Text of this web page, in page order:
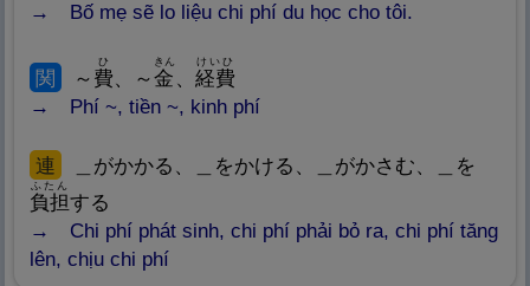
Bố mẹ sẽ lo liệu chi phí du học cho tôi.
関 ～ 費
ひ
、～金
きん
、 経費
けいひ
Phí ~, tiền ~, kinh phí
連
Nghĩa: Nối liền, liên tục, tiếp nối
＿がかかる、＿をかける、＿がかさむ、＿を
負
Nghĩa: Thua, tiêu cực, chịu
担
Nghĩa: Đảm nhiệm, chịu trách
ふたん
する
Chi phí phát sinh, chi phí phải bỏ ra, chi phí tăng
lên, chịu chi phí